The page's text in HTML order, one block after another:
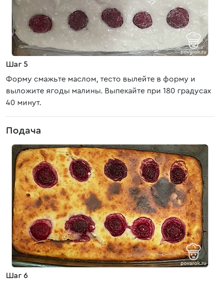
Шаг 5
Форму смажьте маслом, тесто вылейте в форму и
выложите ягоды малины. Выпекайте при 180 градусах
40 минут.
Подача
Шаг 6